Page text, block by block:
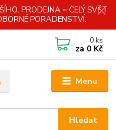
PRODEJNA = CELÝ SVĚT
PORADENSTVÍ.
Menu
Hledat
0 ks
za 0 Kč